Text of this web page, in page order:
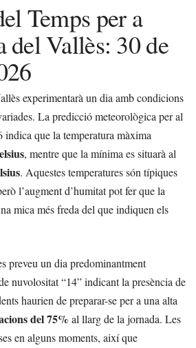
Temps per a
del Vallès: 30 de
experimentarà un dia amb condicions
La predicció meteorològica per al
indica que la temperatura màxima
, mentre que la mínima es situarà al
. Aquestes temperatures són típiques
l’augment d’humitat pot fer que la
mica més freda del que indiquen els
preveu un dia predominantment
nuvolositat “14” indicant la presència de
haurien de preparar-se per a una alta
del 75% al llarg de la jornada. Les
en alguns moments, així que